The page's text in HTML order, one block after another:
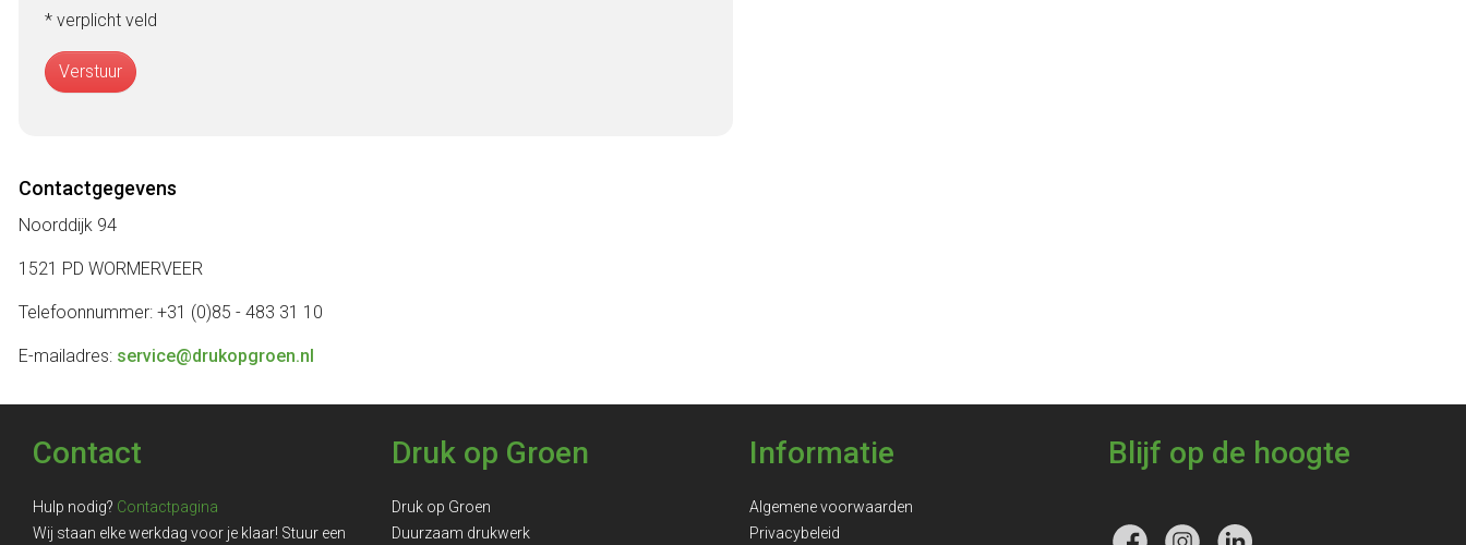
* verplicht veld
Verstuur
Contactgegevens
Noorddijk 94
1521 PD WORMERVEER
Telefoonnummer: +31 (0)85 - 483 31 10
E-mailadres: service@drukopgroen.nl
Contact
Hulp nodig? Contactpagina
Wij staan elke werkdag voor je klaar! Stuur een
Druk op Groen
Druk op Groen
Duurzaam drukwerk
Informatie
Algemene voorwaarden
Privacybeleid
Blijf op de hoogte